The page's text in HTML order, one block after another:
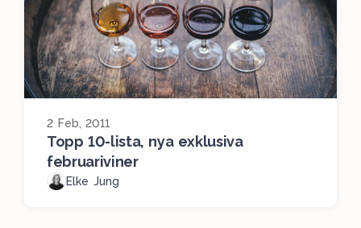
2 Feb, 2011
Topp 10-lista, nya exklusiva
februariviner
Elke Jung